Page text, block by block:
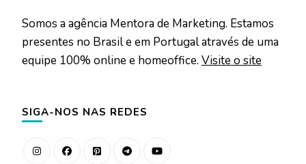
Somos a agência Mentora de Marketing. Estamos
presentes no Brasil e em Portugal através de uma
equipe 100% online e homeoffice. Visite o site
SIGA-NOS NAS REDES